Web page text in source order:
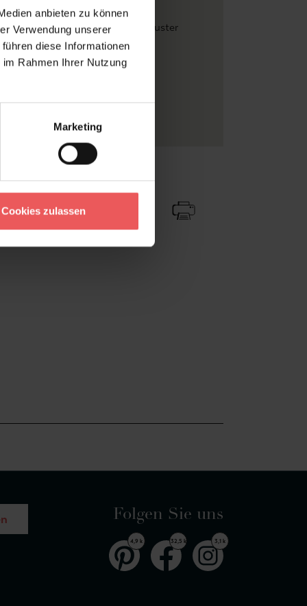
anbieten zu können
Verwendung unserer
diese Informationen
Rahmen Ihrer Nutzung
Marketing
Cookies zulassen
einkleistern, Waschbeständig
, Florale Muster, Klassische Muster
, Blau, Creme, Grün
Zu Favoriten Teilen!
Folgen Sie uns
4,9 k 32,5 k 3,1 k